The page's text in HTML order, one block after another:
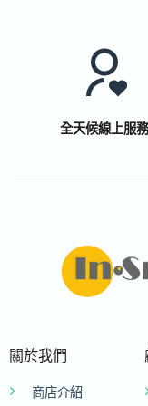
全天候線上服務
關於我們
商店介紹